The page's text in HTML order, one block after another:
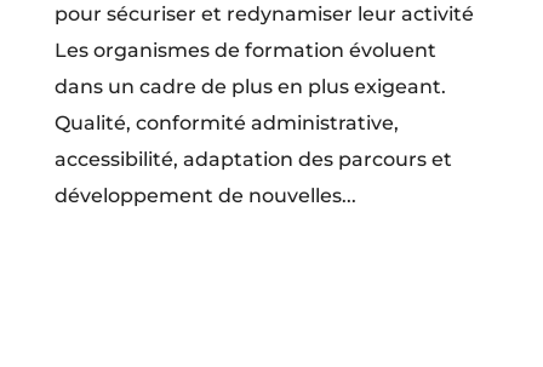
pour sécuriser et redynamiser leur activité
Les organismes de formation évoluent
dans un cadre de plus en plus exigeant.
Qualité, conformité administrative,
accessibilité, adaptation des parcours et
développement de nouvelles...